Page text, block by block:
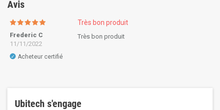
Avis
Frederic C
11/11/2022
✓ Acheteur certifié
Très bon produit
Très bon produit
Ubitech s'engage